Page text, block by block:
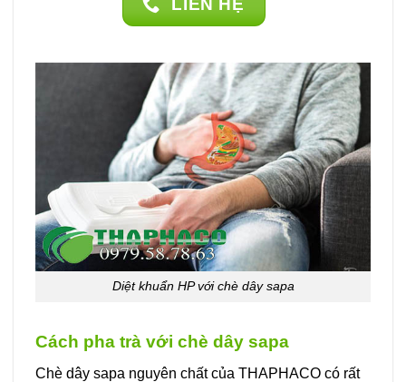
Diệt khuẩn HP với chè dây sapa
Cách pha trà với chè dây sapa
Chè dây sapa nguyên chất của THAPHACO có rất